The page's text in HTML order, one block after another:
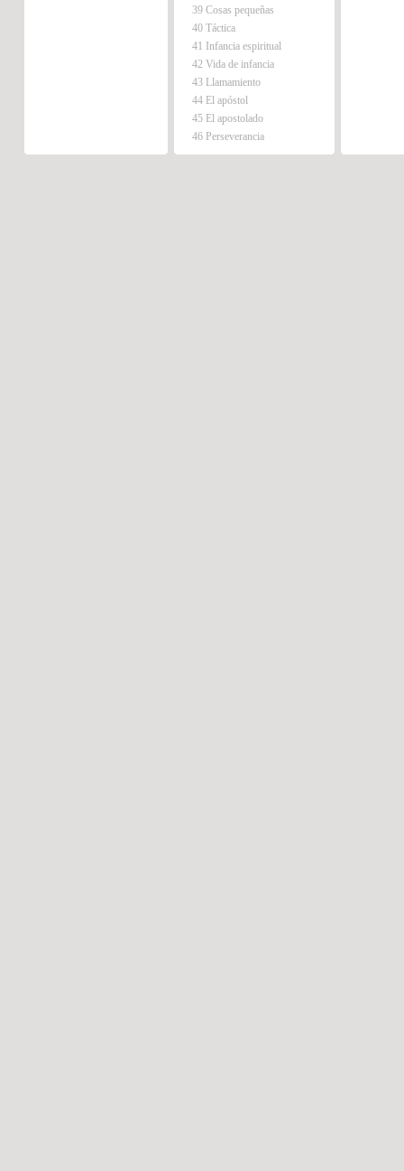
39 Cosas pequeñas
40 Táctica
41 Infancia espiritual
42 Vida de infancia
43 Llamamiento
44 El apóstol
45 El apostolado
46 Perseverancia